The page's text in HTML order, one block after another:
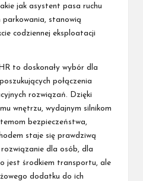
jak asystent pasa ruchu
stanowią
codziennej eksploatacji
to doskonały wybór dla
połączenia
rozwiązań. Dzięki
wnętrzu, wydajnym silnikom
bezpieczeństwa,
staje się prawdziwą
dla osób, dla
jest środkiem transportu, ale
dodatku do ich